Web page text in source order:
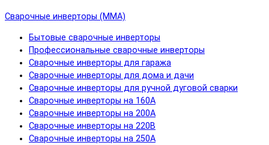
Сварочные инверторы (MMA)
Бытовые сварочные инверторы
Профессиональные сварочные инверторы
Сварочные инверторы для гаража
Сварочные инверторы для дома и дачи
Сварочные инверторы для ручной дуговой сварки
Сварочные инверторы на 160А
Сварочные инверторы на 200А
Сварочные инверторы на 220В
Сварочные инверторы на 250А